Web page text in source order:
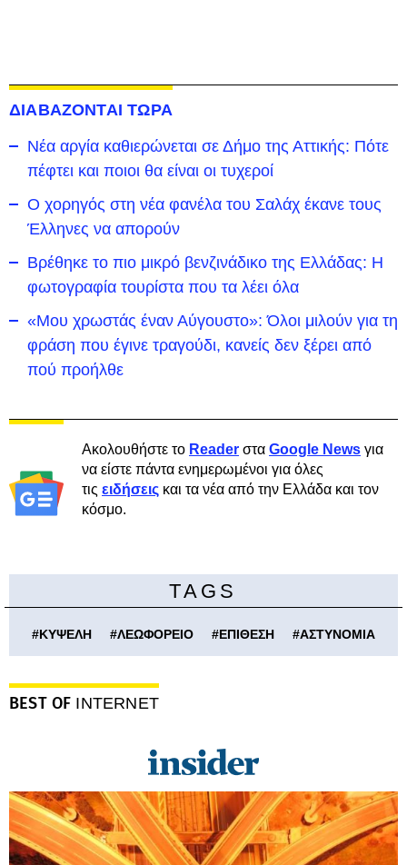
ΔΙΑΒΑΖΟΝΤΑΙ ΤΩΡΑ
Νέα αργία καθιερώνεται σε Δήμο της Αττικής: Πότε
πέφτει και ποιοι θα είναι οι τυχεροί
Ο χορηγός στη νέα φανέλα του Σαλάχ έκανε τους
Έλληνες να απορούν
Βρέθηκε το πιο μικρό βενζινάδικο της Ελλάδας: Η
φωτογραφία τουρίστα που τα λέει όλα
«Μου χρωστάς έναν Αύγουστο»: Όλοι μιλούν για τη
φράση που έγινε τραγούδι, κανείς δεν ξέρει από
πού προήλθε
Ακολουθήστε το Reader στα Google News για
να είστε πάντα ενημερωμένοι για όλες
τις ειδήσεις και τα νέα από την Ελλάδα και τον
κόσμο.
TAGS
#ΚΥΨΕΛΗ #ΛΕΩΦΟΡΕΙΟ #ΕΠΙΘΕΣΗ #ΑΣΤΥΝΟΜΙΑ
BEST OF INTERNET